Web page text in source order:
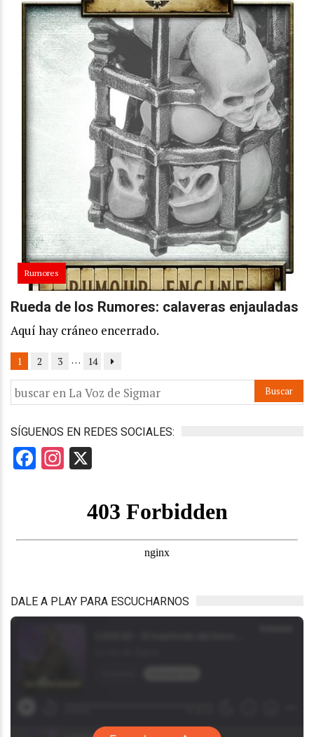
Rumores
Rueda de los Rumores: calaveras enjauladas
Aquí hay cráneo encerrado.
1 2 3 … 14
SÍGUENOS EN REDES SOCIALES:
Facebook
Instagram
DALE A PLAY PARA ESCUCHARNOS